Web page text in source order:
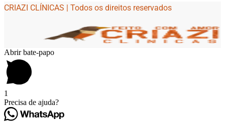
CRIAZI CLÍNICAS | Todos os direitos reservados
Abrir bate-papo
1
Precisa de ajuda?